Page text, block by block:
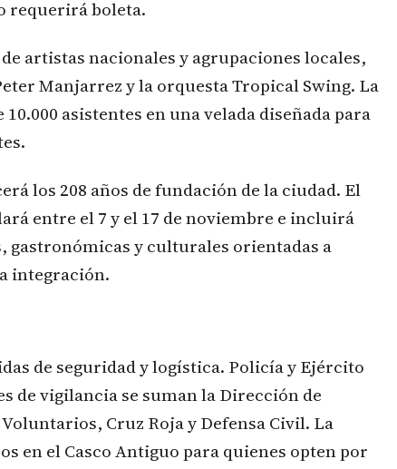
requerirá boleta.
artistas nacionales y agrupaciones locales,
Manjarrez y la orquesta Tropical Swing. La
asistentes en una velada diseñada para
los 208 años de fundación de la ciudad. El
entre el 7 y el 17 de noviembre e incluirá
gastronómicas y culturales orientadas a
integración.
de seguridad y logística. Policía y Ejército
de vigilancia se suman la Dirección de
Cruz Roja y Defensa Civil. La
en el Casco Antiguo para quienes opten por